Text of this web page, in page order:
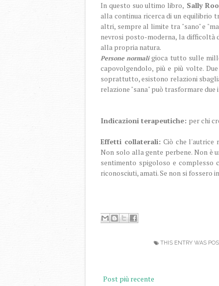
In questo suo ultimo libro, Sally
alla continua ricerca di un equilibrio
altri, sempre al limite tra "sano" e
nevrosi posto-moderna, la difficoltà
alla propria natura.
Persone normaligioca tutto sulle
capovolgendolo, più e più volte.
soprattutto, esistono relazioni
relazione "sana" può trasformare
Indicazioni terapeutiche: per chi
Effetti collaterali: Ciò che l'autrice
Non solo alla gente perbene. Non è
sentimento spigoloso e complesso
riconosciuti, amati. Se non si fossero
THIS ENTRY WAS
Post più recente